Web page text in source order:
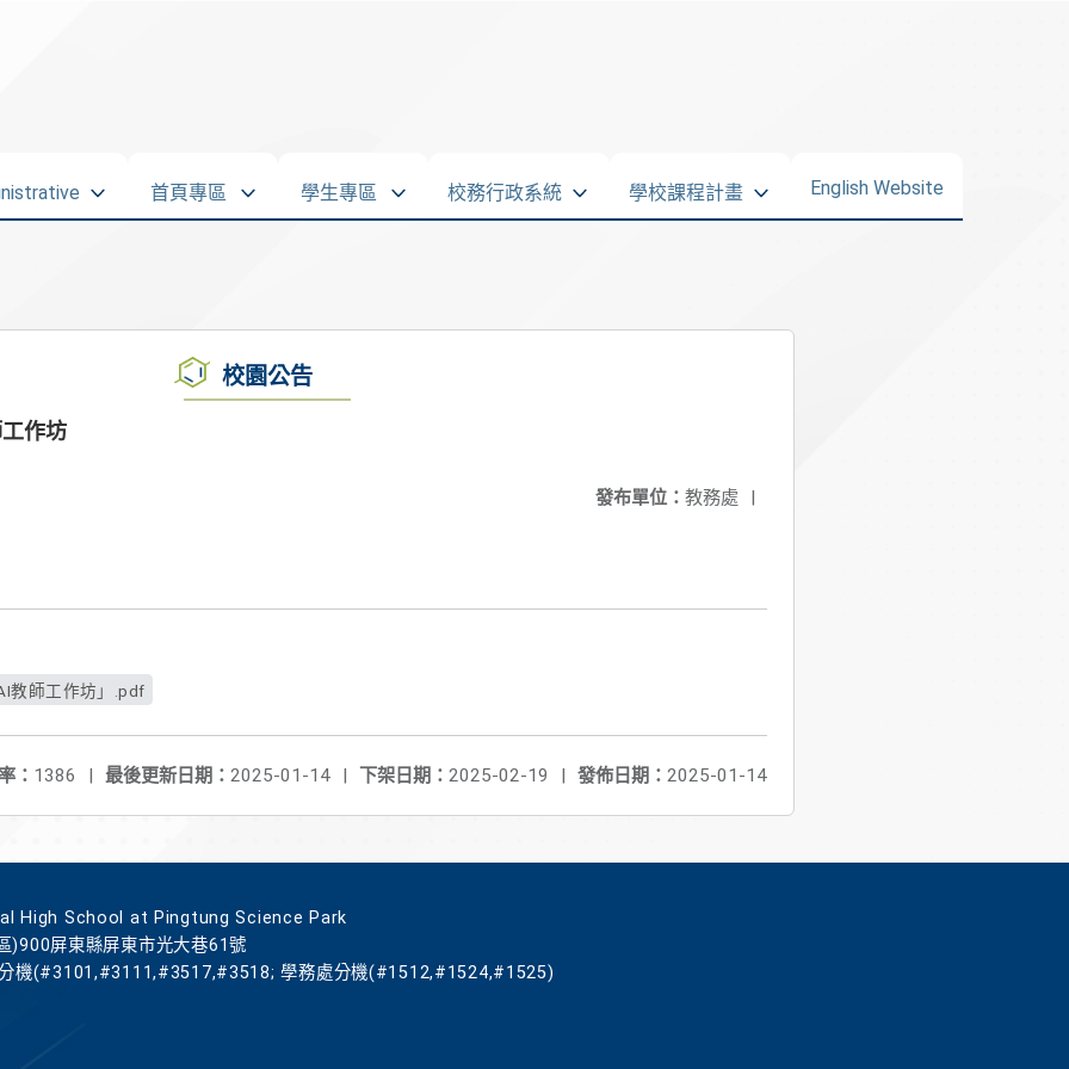
首頁專區 學生專區 校務行政系統 學校課程計畫 English Website
校園公告
作坊
發布單位： 教務處 |
教師工作坊」.pdf
發佈日期： 2025-01-14
下架日期： 2025-02-19 |
最後更新日期： 2025-01-14 |
： 1386 |
High School at Pingtung Science Park
)900屏東縣屏東市光大巷61號
機(#3101,#3111,#3517,#3518; 學務處分機(#1512,#1524,#1525)